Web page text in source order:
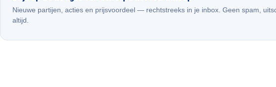
Nieuwe partijen, acties en prijsvoordeel — rechtstreeks in je inbox. Geen spam,
altijd.